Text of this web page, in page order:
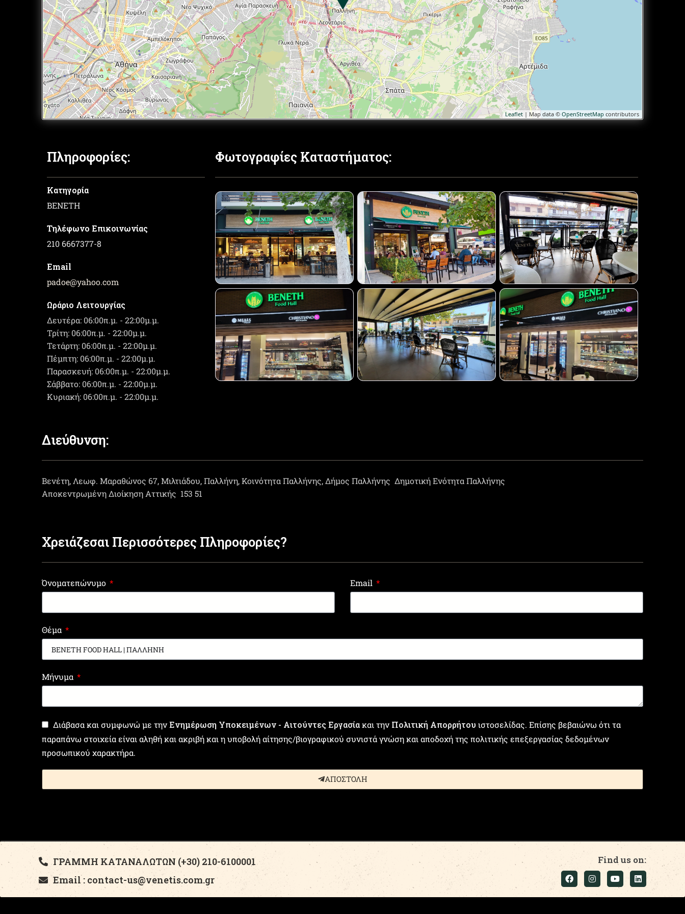
Leaflet | Map data © OpenStreetMap contributors
Πληροφορίες:
Κατηγορία
ΒΕΝΕΤΗ
Τηλέφωνο Επικοινωνίας
210 6667377-8
Email
padoe@yahoo.com
Ωράριο Λειτουργίας
Δευτέρα: 06:00π.μ. - 22:00μ.μ.
Τρίτη: 06:00π.μ. - 22:00μ.μ.
Τετάρτη: 06:00π.μ. - 22:00μ.μ.
Πέμπτη: 06:00π.μ. - 22:00μ.μ.
Παρασκευή: 06:00π.μ. - 22:00μ.μ.
Σάββατο: 06:00π.μ. - 22:00μ.μ.
Κυριακή: 06:00π.μ. - 22:00μ.μ.
Φωτογραφίες Καταστήματος:
Διεύθυνση:
Βενέτη, Λεωφ. Μαραθώνος 67, Μιλτιάδου, Παλλήνη, Κοινότητα Παλλήνης, Δήμος Παλλήνης Δημοτική Ενότητα Παλλήνης
Αποκεντρωμένη Διοίκηση Αττικής 153 51
Χρειάζεσαι Περισσότερες Πληροφορίες?
Όνοματεπώνυμο Email
Θέμα
Μήνυμα
Διάβασα και συμφωνώ με τηνΕνημέρωση Υποκειμένων - Αιτούντες Εργασίακαι τηνΠολιτική Απορρήτου ιστοσελίδας. Επίσης βεβαιώνω ότι τα
παραπάνω στοιχεία είναι αληθή και ακριβή και η υποβολή αίτησης/βιογραφικού συνιστά γνώση και αποδοχή της πολιτικής επεξεργασίας δεδομένων
προσωπικού χαρακτήρα.
ΑΠΟΣΤΟΛΗ
ΓΡΑΜΜΗ ΚΑΤΑΝΑΛΩΤΩΝ (+30) 210-6100001
Email : contact-us@venetis.com.gr
Find us on: